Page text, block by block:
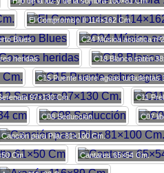
El Compromiso II 114×162 Cm.
Blues C24 Música acuática
heridas C18 Blanco satén
C15 Puente sobre aguas turbulentas
97×130 Cm. C11
C08 Seducción C07
Canción para Pilar 81×100 Cm.
Cm Cantares 65×54 Cm.